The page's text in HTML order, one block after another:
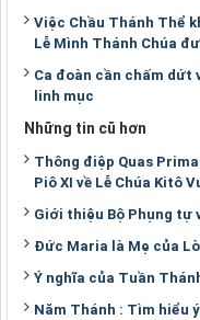
Việc Chầu Thánh Thể
Lễ Mình Thánh Chúa
Ca đoàn cần chấm dứt
linh mục
Những tin cũ hơn
Thông điệp Quas
Piô XI về Lễ Chúa Kitô
Giới thiệu Bộ Phụng tự
Đức Maria là Mẹ của
Ý nghĩa của Tuần
Năm Thánh : Tìm hiểu